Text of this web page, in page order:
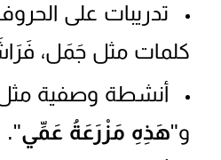
تدريبات على
كلمات مثل جَمَل،
أنشطة وصفية
و"هَذِهِ مَزْرَعَةُ عَمِّي".